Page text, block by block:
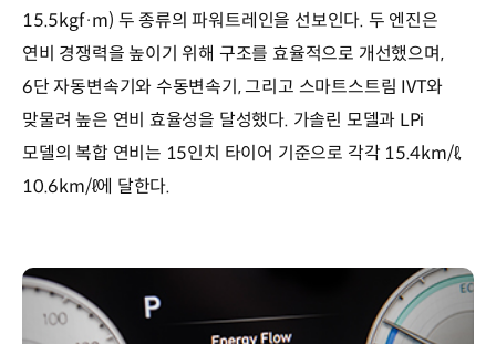
15.5kgf·m) 두 종류의 파워트레인을 선보인다. 두 엔진은
연비 경쟁력을 높이기 위해 구조를 효율적으로 개선했으며,
6단 자동변속기와 수동변속기, 그리고 스마트스트림 IVT와
맞물려 높은 연비 효율성을 달성했다. 가솔린 모델과 LPi
모델의 복합 연비는 15인치 타이어 기준으로 각각 15.4km/ℓ,
10.6km/ℓ에 달한다.